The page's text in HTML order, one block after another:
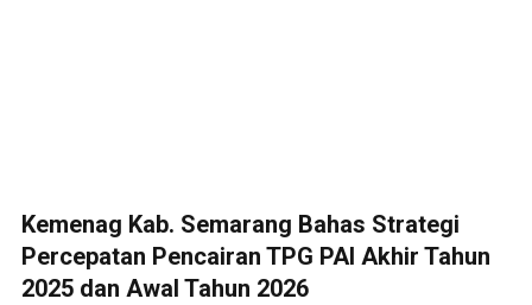
Kemenag Kab. Semarang Bahas Strategi
Percepatan Pencairan TPG PAI Akhir Tahun
2025 dan Awal Tahun 2026